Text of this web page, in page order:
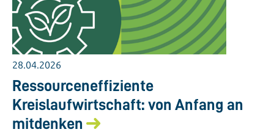
28.04.2026
Ressourceneffiziente
Kreislaufwirtschaft: von Anfang an
mitdenken